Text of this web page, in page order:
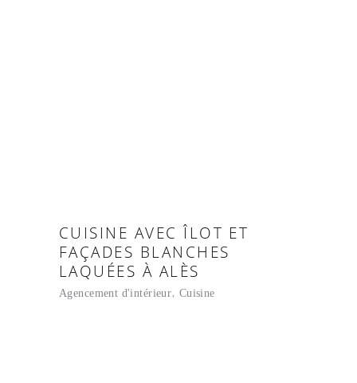
CUISINE AVEC ÎLOT ET
FAÇADES BLANCHES
LAQUÉES À ALÈS
Agencement d'intérieur Cuisine